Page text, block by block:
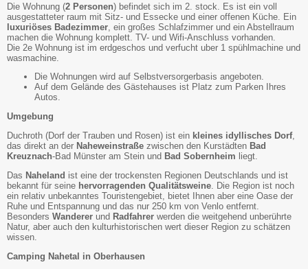
Die Wohnung (2 Personen) befindet sich im 2. stock. Es ist ein voll
ausgestatteter raum mit Sitz- und Essecke und einer offenen Küche. Ein
luxuriöses Badezimmer , ein großes Schlafzimmer und ein Abstellraum
machen die Wohnung komplett. TV- und Wifi-Anschluss vorhanden.
Die 2e Wohnung ist im erdgeschos und verfucht uber 1 spühlmachine und
wasmachine.
Die Wohnungen wird auf Selbstversorgerbasis angeboten.
Auf dem Gelände des Gästehauses ist Platz zum Parken Ihres
Autos.
Umgebung
Duchroth (Dorf der Trauben und Rosen) ist ein kleines idyllisches Dorf,
das direkt an der Naheweinstraße zwischen den Kurstädten Bad
Kreuznach-Bad Münster am Stein und Bad Sobernheim liegt.
Das Naheland ist eine der trockensten Regionen Deutschlands und ist
bekannt für seine hervorragenden Qualitätsweine . Die Region ist noch
ein relativ unbekanntes Touristengebiet, bietet Ihnen aber eine Oase der
Ruhe und Entspannung und das nur 250 km von Venlo entfernt.
Besonders Wanderer und Radfahrer werden die weitgehend unberührte
Natur, aber auch den kulturhistorischen wert dieser Region zu schätzen
wissen.
Camping Nahetal in Oberhausen